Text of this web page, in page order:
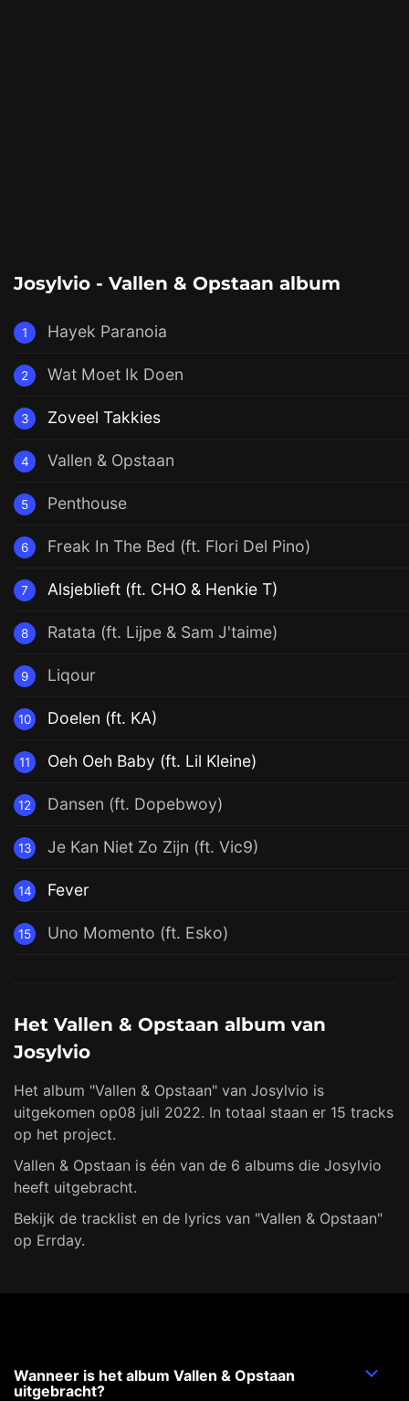
Josylvio - Vallen & Opstaan album
1 Hayek Paranoia
2 Wat Moet Ik Doen
3 Zoveel Takkies
4 Vallen & Opstaan
5 Penthouse
6 Freak In The Bed (ft. Flori Del Pino)
7 Alsjeblieft (ft. CHO & Henkie T)
8 Ratata (ft. Lijpe & Sam J'taime)
9 Liqour
10 Doelen (ft. KA)
11 Oeh Oeh Baby (ft. Lil Kleine)
12 Dansen (ft. Dopebwoy)
13 Je Kan Niet Zo Zijn (ft. Vic9)
14 Fever
15 Uno Momento (ft. Esko)
Het Vallen & Opstaan album van
Josylvio
Het album "Vallen & Opstaan" van Josylvio is
uitgekomen op08 juli 2022. In totaal staan er 15 tracks
op het project.
Vallen & Opstaan is één van de 6 albums die Josylvio
heeft uitgebracht.
Bekijk de tracklist en de lyrics van "Vallen & Opstaan"
op Errday.
Wanneer is het album Vallen & Opstaan
uitgebracht?